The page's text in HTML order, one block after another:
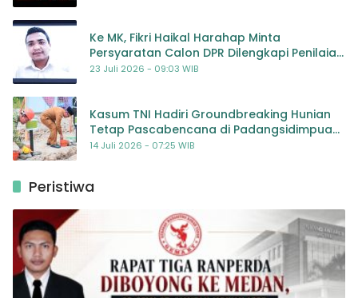
Ke MK, Fikri Haikal Harahap Minta
Persyaratan Calon DPR Dilengkapi Penilaian
Kompetensi
23 Juli 2026 - 09:03 WIB
Kasum TNI Hadiri Groundbreaking Hunian
Tetap Pascabencana di Padangsidimpuan,
Harapan Baru bagi Penyintas
14 Juli 2026 - 07:25 WIB
Peristiwa